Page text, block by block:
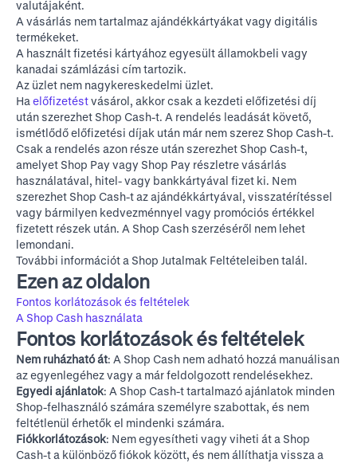
valutájaként.
A vásárlás nem tartalmaz ajándékkártyákat vagy digitális
termékeket.
A használt fizetési kártyához egyesült államokbeli vagy
kanadai számlázási cím tartozik.
Az üzlet nem nagykereskedelmi üzlet.
Ha előfizetéstvásárol, akkor csak a kezdeti előfizetési díj
után szerezhet Shop Cash-t. A rendelés leadását követő,
ismétlődő előfizetési díjak után már nem szerez Shop Cash-t.
Csak a rendelés azon része után szerezhet Shop Cash-t,
amelyet Shop Pay vagy Shop Pay részletre vásárlás
használatával, hitel- vagy bankkártyával fizet ki. Nem
szerezhet Shop Cash-t az ajándékkártyával, visszatérítéssel
vagy bármilyen kedvezménnyel vagy promóciós értékkel
fizetett részek után. A Shop Cash szerzéséről nem lehet
lemondani.
További információt a Shop Jutalmak Feltételeibentalál.
Ezen az oldalon
Fontos korlátozások és feltételek
A Shop Cash használata
Fontos korlátozások és feltételek
Nem ruházható át: A Shop Cash nem adható hozzá manuálisan
az egyenlegéhez vagy a már feldolgozott rendelésekhez.
Egyedi ajánlatok: A Shop Cash-t tartalmazó ajánlatok minden
Shop-felhasználó számára személyre szabottak, és nem
feltétlenül érhetők el mindenki számára.
Fiókkorlátozások: Nem egyesítheti vagy viheti át a Shop
Cash-t a különböző fiókok között, és nem állíthatja vissza a